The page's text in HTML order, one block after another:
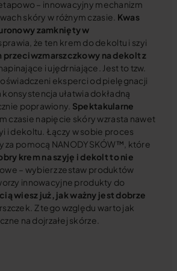
– innowacyjny mechanizm
skóry w różnym czasie. Kwas
zamknięty w
że ten krem do dekoltu i szyi
przeciwzmarszczkowy na dekolt z
i ujędrniające. Jest to tzw.
eksperci od pielęgnacji
ułatwia dokładną
poprawiony. Spektakularne
czasie napięcie skóry wzrasta nawet
i dekoltu. Łączy w sobie proces
za pomocą NANODYSKÓW™, które
krem na szyję i dekolt to nie
– wybierz zestaw produktów
innowacyjne produkty do
wiesz już, jak ważny jest dobrze
Z tego względu warto jak
na dojrzałej skórze.